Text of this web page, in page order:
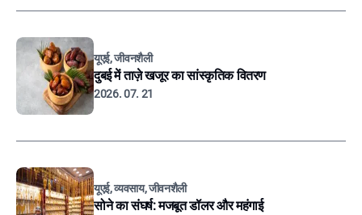
यूएई, जीवनशैली
दुबई में ताज़े खजूर का सांस्कृतिक वितरण
2026. 07. 21
यूएई, व्यवसाय, जीवनशैली
सोने का संघर्ष: मजबूत डॉलर और महंगाई